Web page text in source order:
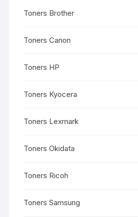
Toners Brother
Toners Canon
Toners HP
Toners Kyocera
Toners Lexmark
Toners Okidata
Toners Ricoh
Toners Samsung